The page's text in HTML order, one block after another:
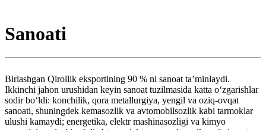
Sanoati
Birlashgan Qirollik eksportining 90 % ni sanoat taʼminlaydi.
Ikkinchi jahon urushidan keyin sanoat tuzilmasida katta oʻzgarishlar
sodir boʻldi: konchilik, qora metallurgiya, yengil va oziq-ovqat
sanoati, shuningdek kemasozlik va avtomobilsozlik kabi tarmoklar
ulushi kamaydi; energetika, elektr mashinasozligi va kimyo